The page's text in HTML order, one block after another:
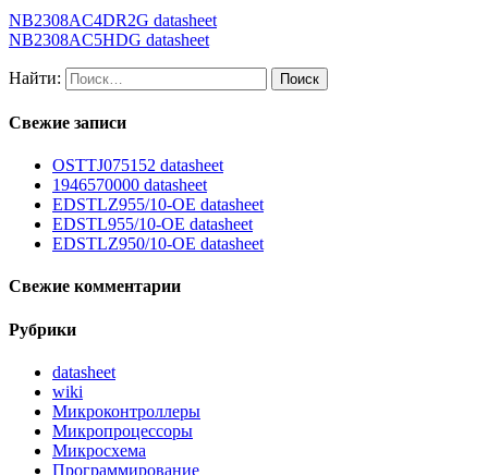
NB2308AC4DR2G datasheet
NB2308AC5HDG datasheet
Найти:
Свежие записи
OSTTJ075152 datasheet
1946570000 datasheet
EDSTLZ955/10-OE datasheet
EDSTL955/10-OE datasheet
EDSTLZ950/10-OE datasheet
Свежие комментарии
Рубрики
datasheet
wiki
Микроконтроллеры
Микропроцессоры
Микросхема
Программирование